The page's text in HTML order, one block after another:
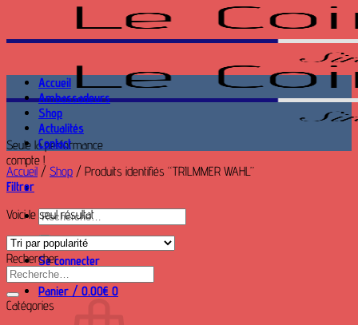
contenu
Seule la performance
compte !
Recherche
pour :
Se connecter
Panier / 0.00€ 0
Accueil
Ambassadeurs
Shop
Actualités
Contact
Accueil / Shop / Produits identifiés “TRILMMER WAHL”
Filtrer
Voici le seul résultat
Rechercher
Recherche
pour :
Catégories